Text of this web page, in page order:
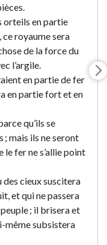
orteils en partie
royaume sera
de la force du
l’argile.
en partie de fer
en partie fort et en
qu’ils se
; mais ils ne seront
le fer ne s’allie point
des cieux suscitera
et qui ne passera
; il brisera et
même subsistera